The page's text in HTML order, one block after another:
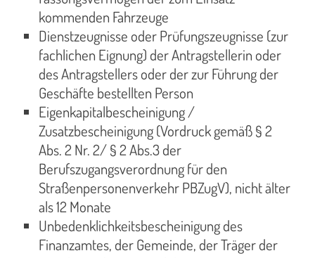
kommenden Fahrzeuge
Dienstzeugnisse oder Prüfungszeugnisse (zur
fachlichen Eignung) der Antragstellerin oder
des Antragstellers oder der zur Führung der
Geschäfte bestellten Person
Eigenkapitalbescheinigung /
Zusatzbescheinigung (Vordruck gemäß § 2
Abs. 2 Nr. 2/ § 2 Abs.3 der
Berufszugangsverordnung für den
Straßenpersonenverkehr PBZugV), nicht älter
als 12 Monate
Unbedenklichkeitsbescheinigung des
Finanzamtes, der Gemeinde, der Träger der